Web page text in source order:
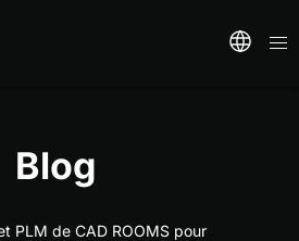
Blog
PLM de CAD ROOMS pour